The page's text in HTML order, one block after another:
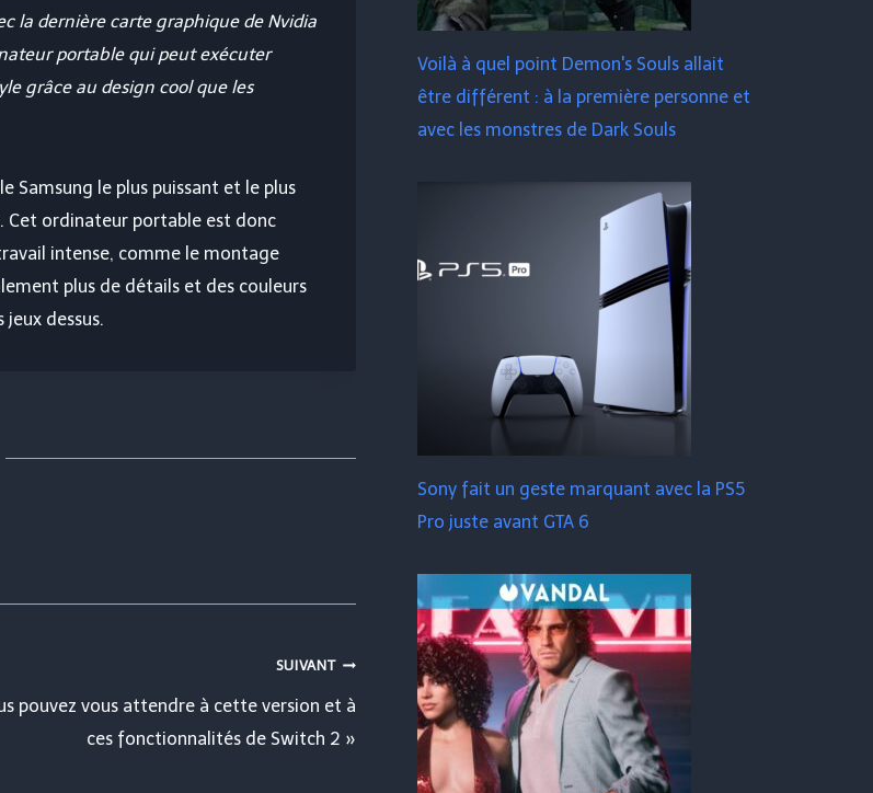
la dernière carte graphique de Nvidia
portable qui peut exécuter
grâce au design cool que les
Samsung le plus puissant et le plus
Cet ordinateur portable est donc
intense, comme le montage
plus de détails et des couleurs
dessus.
SUIVANT
pouvez vous attendre à cette version et à
ces fonctionnalités de Switch 2 »
Voilà à quel point Demon's Souls allait
être différent : à la première personne et
avec les monstres de Dark Souls
Sony fait un geste marquant avec la PS5
Pro juste avant GTA 6